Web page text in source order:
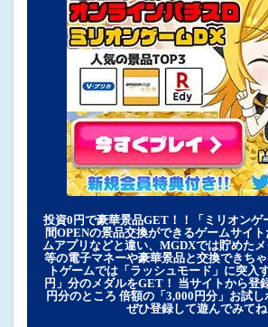
投資0円で豪華景品GET！！「ミリオンゲ
間OPENの景品交換ができるゲームサイ
ムアプリなどと違い、MGDXでは貯めたメ
等の電子マネーや豪華景品と交換できち
トゲームでは「ラッシュモード」に突入
円」分のメダルをGET！ 当サイトから登
円分のところ 倍額の「3,000円分」お試し
ぜひ登録して遊んでみてね